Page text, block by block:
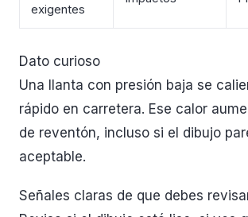
exigentes
Dato curioso
Una llanta con presión baja se
rápido en carretera. Ese calor
de reventón, incluso si el dibujo
aceptable.
Señales claras de que debes